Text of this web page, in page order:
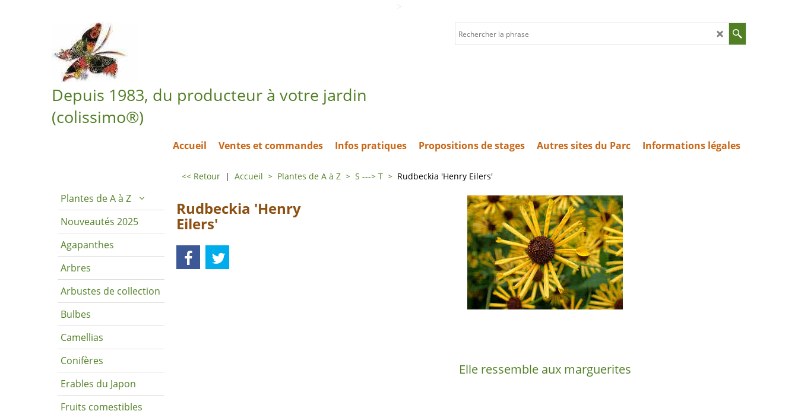
Depuis 1983, du producteur à votre jardin
(colissimo®)
Accueil Ventes et commandes Infos pratiques Propositions de stages Autres sites du Parc Informations légales
Plantes de A à Z
Nouveautés 2025
Agapanthes
Arbres
Arbustes de collection
Bulbes
Camellias
Conifères
Erables du Japon
Fruits comestibles
<< Retour | Accueil > Plantes de A à Z > S ---> T > Rudbeckia 'Henry Eilers'
Rudbeckia 'Henry
Eilers'
Elle ressemble aux marguerites